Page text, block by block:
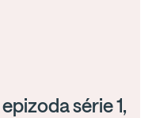
série 1,